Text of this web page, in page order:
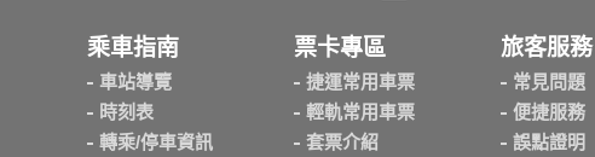
乘車指南
車站導覽
時刻表
轉乘/停車資訊
票卡專區
捷運常用車票
輕軌常用車票
套票介紹
旅客服務
常見問題
便捷服務
誤點證明